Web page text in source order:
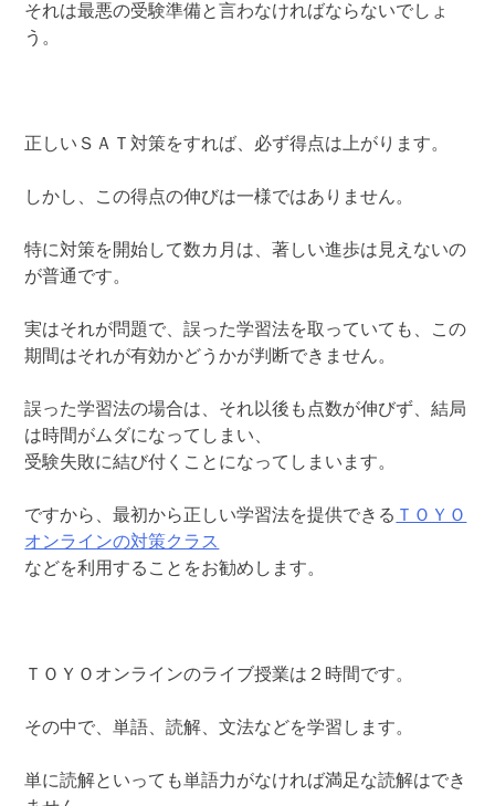
それは最悪の受験準備と言わなければならないでしょ
う。
正しいＳＡＴ対策をすれば、必ず得点は上がります。
しかし、この得点の伸びは一様ではありません。
特に対策を開始して数カ月は、著しい進歩は見えないの
が普通です。
実はそれが問題で、誤った学習法を取っていても、この
期間はそれが有効かどうかが判断できません。
誤った学習法の場合は、それ以後も点数が伸びず、結局
は時間がムダになってしまい、
受験失敗に結び付くことになってしまいます。
ですから、最初から正しい学習法を提供できる ＴＯＹＯ
オンラインの対策クラス
などを利用することをお勧めします。
ＴＯＹＯオンラインのライブ授業は２時間です。
その中で、単語、読解、文法などを学習します。
単に読解といっても単語力がなければ満足な読解はでき